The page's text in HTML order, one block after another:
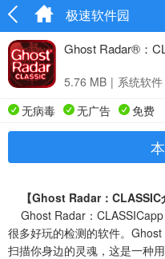
极速软件园
Ghost Radar®：
5.76 MB | 系统软件
无病毒
无广告 免费
【Ghost Radar：CLASSIC
Ghost Radar：
很多好玩的检测的软件。
扫描你身边的灵魂，这是一种